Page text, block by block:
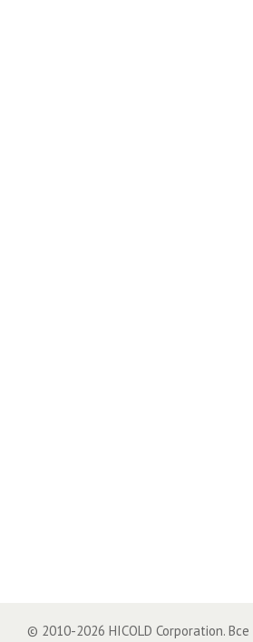
© 2010-2026 HICOLD Corporation.